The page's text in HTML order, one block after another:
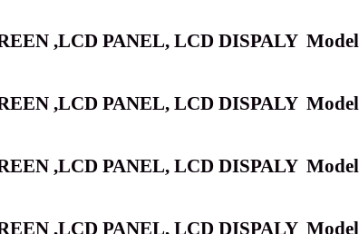
,LCD PANEL, LCD DISPALY Model
,LCD PANEL, LCD DISPALY Model
,LCD PANEL, LCD DISPALY Model
,LCD PANEL, LCD DISPALY Model